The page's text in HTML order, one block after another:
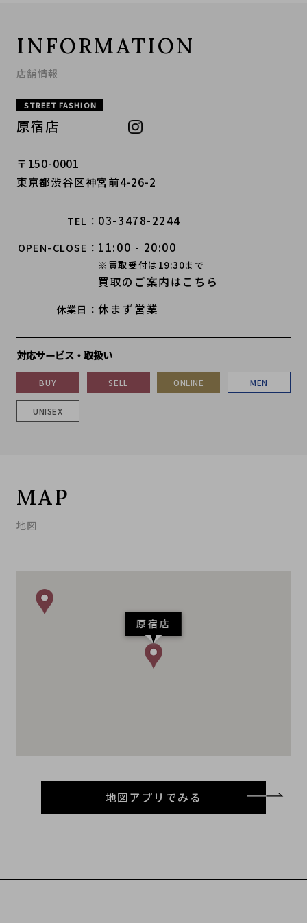
INFORMATION
店舗情報
STREET FASHION
原宿店
〒150-0001
東京都渋谷区神宮前4-26-2
TEL 03-3478-2244
OPEN-CLOSE 11:00 - 20:00
※買取受付は19:30まで
買取のご案内はこちら
休業日 休まず営業
対応サービス・取扱い
BUY SELL ONLINE MEN
UNISEX
MAP
地図
原宿店
地図アプリでみる